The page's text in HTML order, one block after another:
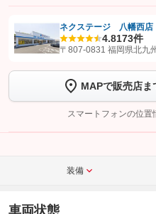
【STEP1】認証画面でグーネットを
トーク画面で
ボタンを
完了してください。
こ
ネクステージ 八幡西店
4.8173件
〒807-0831 福岡県北九
MAPで販売店ま
スマートフォンの位
装備
車両状態